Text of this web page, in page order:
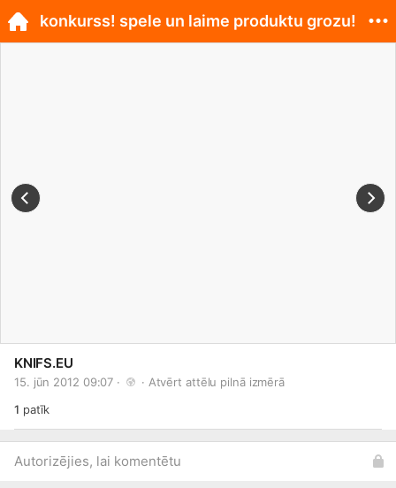
KNIFS.EU
15. jūn 2012 09:07 · · Atvērt attēlu pilnā izmērā
1 patīk
Autorizējies, lai komentētu
konkurss! spele un laime produktu grozu!